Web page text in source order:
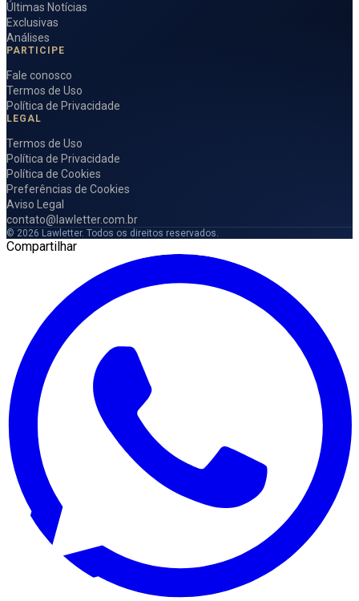
Últimas Notícias
Exclusivas
Análises
PARTICIPE
Fale conosco
Termos de Uso
Política de Privacidade
LEGAL
Termos de Uso
Política de Privacidade
Política de Cookies
Preferências de Cookies
Aviso Legal
contato@lawletter.com.br
© 2026 Lawletter. Todos os direitos reservados.
Compartilhar